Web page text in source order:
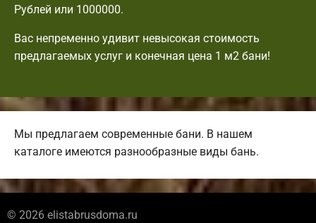
Рублей или 1000000.
Вас непременно удивит невысокая стоимость
предлагаемых услуг и конечная цена 1 м2 бани!
Мы предлагаем современные бани. В нашем
каталоге имеются разнообразные виды бань.
© 2026 elistabrusdoma.ru